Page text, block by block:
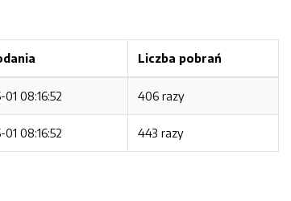
Liczba pobrań
08:16:52 406 razy
08:16:52 443 razy